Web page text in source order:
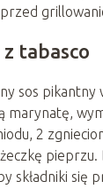
tabasco
sos pikantny
2
składniki się